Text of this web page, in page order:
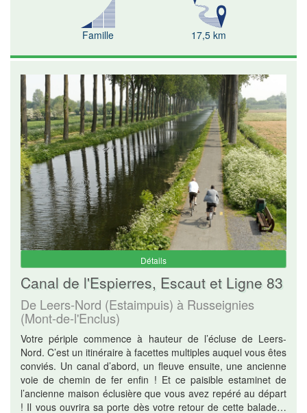
Famille 17,5 km
Détails
Canal de l'Espierres, Escaut et Ligne 83
De Leers-Nord (Estaimpuis) à Russeignies
(Mont-de-l'Enclus)
Votre périple commence à hauteur de l’écluse de Leers-
Nord. C’est un itinéraire à facettes multiples auquel vous êtes
conviés. Un canal d’abord, un fleuve ensuite, une ancienne
voie de chemin de fer enfin ! Et ce paisible estaminet de
l’ancienne maison éclusière que vous avez repéré au départ
! Il vous ouvrira sa porte dès votre retour de cette balade…